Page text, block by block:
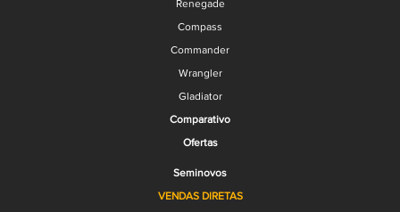
Renegade
Compass
Commander
Wrangler
Gladiator
Comparativo
Ofertas
Seminovos
VENDAS DIRETAS